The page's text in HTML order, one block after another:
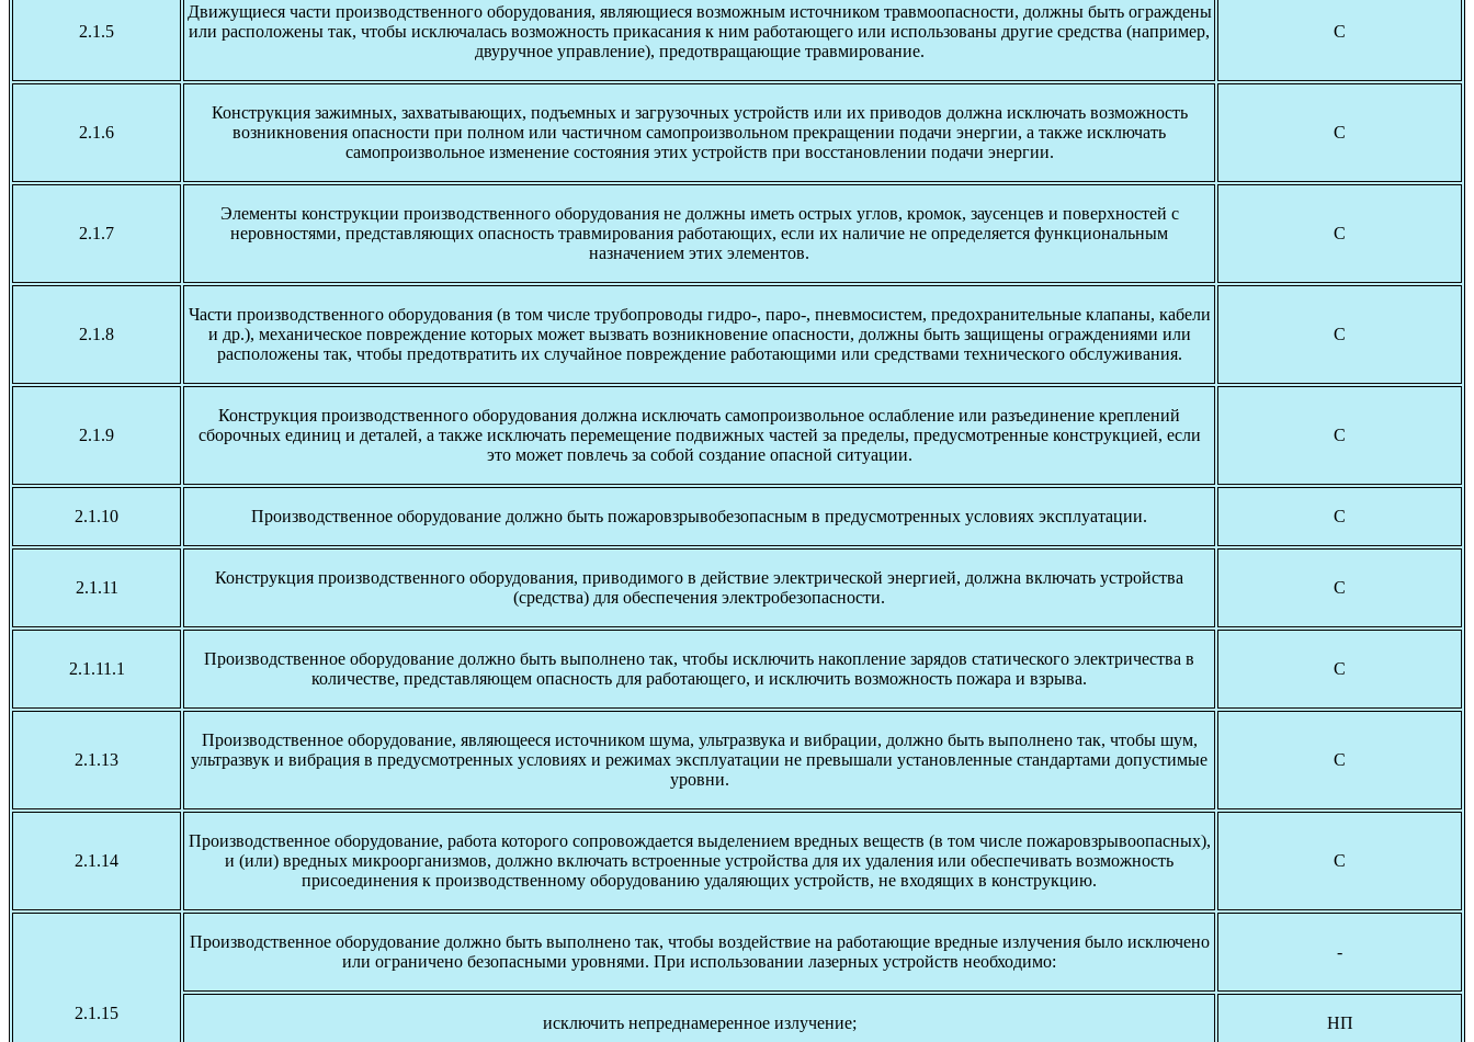
2.1.5
Движущиеся части производственного оборудования, являющиеся возможным источником травмоопасности, должны быть ограждены
или расположены так, чтобы исключалась возможность прикасания к ним работающего или использованы другие средства (например,
двуручное управление), предотвращающие травмирование.
С
2.1.6
Конструкция зажимных, захватывающих, подъемных и загрузочных устройств или их приводов должна исключать возможность
возникновения опасности при полном или частичном самопроизвольном прекращении подачи энергии, а также исключать
самопроизвольное изменение состояния этих устройств при восстановлении подачи энергии.
С
2.1.7
Элементы конструкции производственного оборудования не должны иметь острых углов, кромок, заусенцев и поверхностей с
неровностями, представляющих опасность травмирования работающих, если их наличие не определяется функциональным
назначением этих элементов.
С
2.1.8
Части производственного оборудования (в том числе трубопроводы гидро-, паро-, пневмосистем, предохранительные клапаны, кабели
и др.), механическое повреждение которых может вызвать возникновение опасности, должны быть защищены ограждениями или
расположены так, чтобы предотвратить их случайное повреждение работающими или средствами технического обслуживания.
С
2.1.9
Конструкция производственного оборудования должна исключать самопроизвольное ослабление или разъединение креплений
сборочных единиц и деталей, а также исключать перемещение подвижных частей за пределы, предусмотренные конструкцией, если
это может повлечь за собой создание опасной ситуации.
С
2.1.10 Производственное оборудование должно быть пожаровзрывобезопасным в предусмотренных условиях эксплуатации. С
2.1.11
Конструкция производственного оборудования, приводимого в действие электрической энергией, должна включать устройства
(средства) для обеспечения электробезопасности.
С
2.1.11.1
Производственное оборудование должно быть выполнено так, чтобы исключить накопление зарядов статического электричества в
количестве, представляющем опасность для работающего, и исключить возможность пожара и взрыва.
С
2.1.13
Производственное оборудование, являющееся источником шума, ультразвука и вибрации, должно быть выполнено так, чтобы шум,
ультразвук и вибрация в предусмотренных условиях и режимах эксплуатации не превышали установленные стандартами допустимые
уровни.
С
2.1.14
Производственное оборудование, работа которого сопровождается выделением вредных веществ (в том числе пожаровзрывоопасных),
и (или) вредных микроорганизмов, должно включать встроенные устройства для их удаления или обеспечивать возможность
присоединения к производственному оборудованию удаляющих устройств, не входящих в конструкцию.
С
2.1.15
Производственное оборудование должно быть выполнено так, чтобы воздействие на работающие вредные излучения было исключено
или ограничено безопасными уровнями. При использовании лазерных устройств необходимо:
-
исключить непреднамеренное излучение; НП